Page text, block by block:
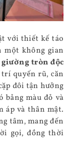
với thiết kế táo
một không gian
giường tròn độc
quyến rũ, căn
đôi tận hưởng
bảng màu đỏ và
áp và thân mật.
tâm, mang đến
gọi, đồng thời